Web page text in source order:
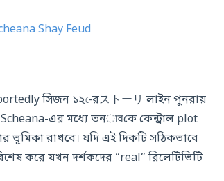
Shay Feud
সিজন ১২-েরストーリ লাইন পুনরায়
এর মধ্যে তনावকে কেন্ট্রাল plot
ভূমিকা রাখবে। যদি এই দিকটি সঠিকভাবে
করে যখন দর্শকদের “real” রিলেটিভিটি